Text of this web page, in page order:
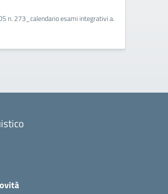
n. 273_calendario esami integrativi a.